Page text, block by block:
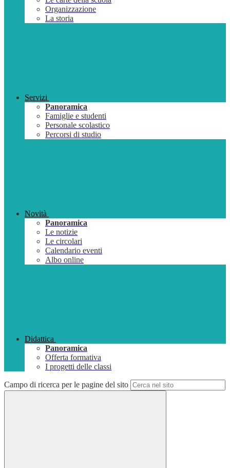
Organizzazione
La storia
Servizi
Panoramica
Famiglie e studenti
Personale scolastico
Percorsi di studio
Novità
Panoramica
Le notizie
Le circolari
Calendario eventi
Albo online
Didattica
Panoramica
Offerta formativa
I progetti delle classi
Campo di ricerca per le pagine del sito